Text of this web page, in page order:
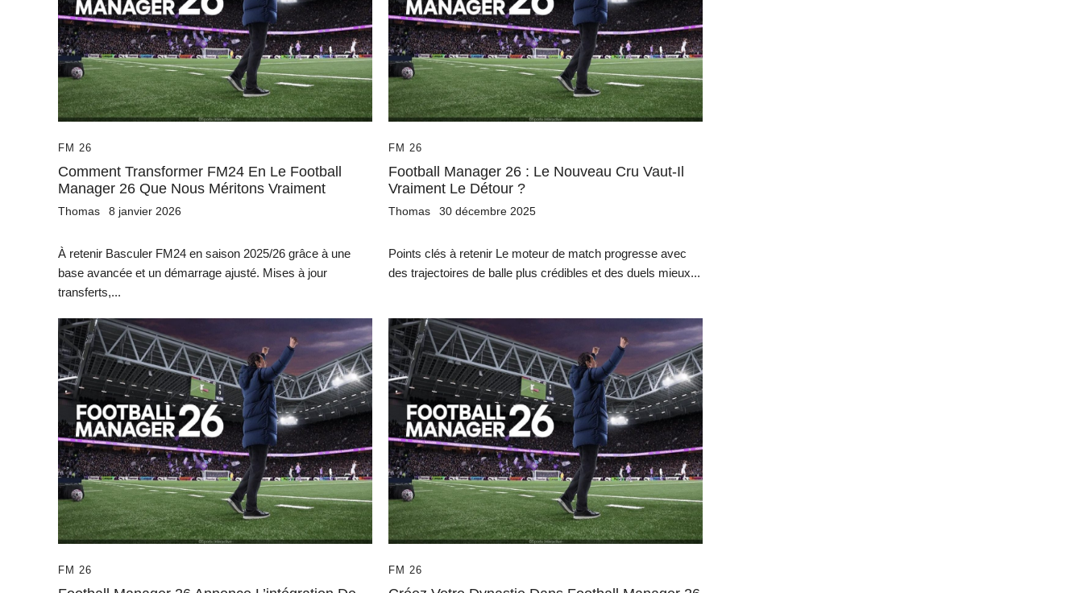
FM 26
Comment Transformer FM24 En Le Football
Manager 26 Que Nous Méritons Vraiment
Thomas 8 janvier 2026
À retenir Basculer FM24 en saison 2025/26 grâce à une
base avancée et un démarrage ajusté. Mises à jour
transferts,...
FM 26
Football Manager 26 : Le Nouveau Cru Vaut-Il
Vraiment Le Détour ?
Thomas 30 décembre 2025
Points clés à retenir Le moteur de match progresse avec
des trajectoires de balle plus crédibles et des duels mieux...
FM 26 FM 26